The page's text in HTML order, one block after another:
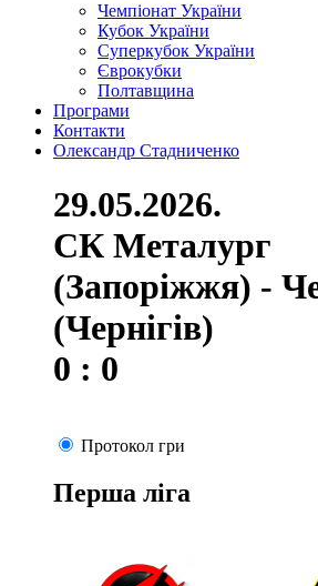
Чемпіонат України
Кубок України
Суперкубок України
Єврокубки
Полтавщина
Програми
Контакти
Олександр Стадниченко
29.05.2026.
СК Металург
(Запоріжжя) -
(Чернігів)
0 : 0
Протокол гри
Перша ліга